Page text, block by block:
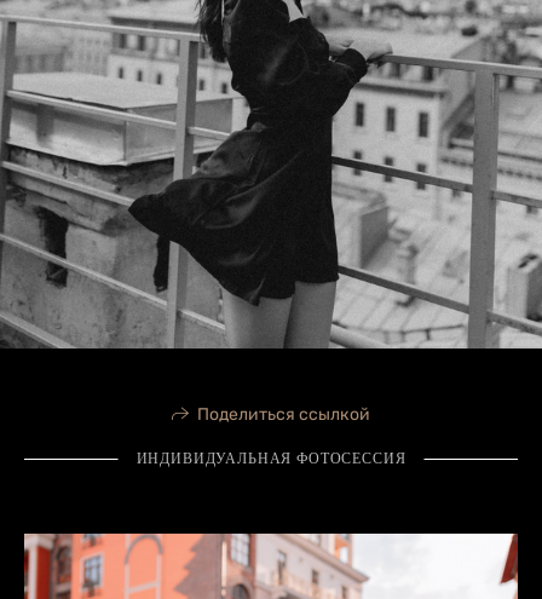
Поделиться ссылкой
ИНДИВИДУАЛЬНАЯ ФОТОСЕССИЯ